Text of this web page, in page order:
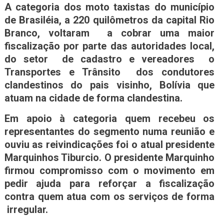
A categoria dos moto taxistas do município
de Brasiléia, a 220 quilômetros da capital Rio
Branco, voltaram a cobrar uma maior
fiscalização por parte das autoridades local,
do setor de cadastro e vereadores o
Transportes e Trânsito dos condutores
clandestinos do pais visinho, Bolívia que
atuam na cidade de forma clandestina.
Em apoio à categoria quem recebeu os
representantes do segmento numa reunião e
ouviu as reivindicações foi o atual presidente
Marquinhos Tiburcio. O presidente Marquinho
firmou compromisso com o movimento em
pedir ajuda para reforçar a fiscalização
contra quem atua com os serviços de forma
irregular.